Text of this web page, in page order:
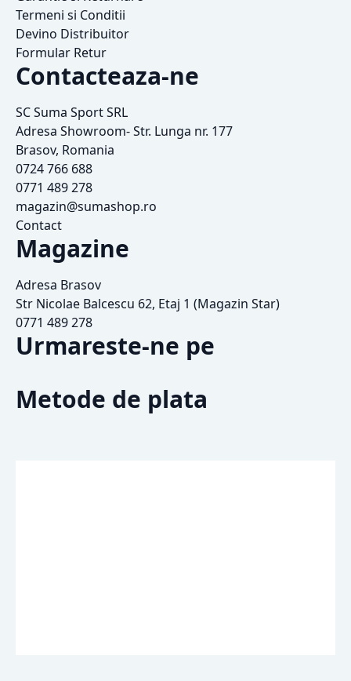
Termeni si Conditii
Devino Distribuitor
Formular Retur
Contacteaza-ne
SC Suma Sport SRL
Adresa Showroom- Str. Lunga nr. 177
Brasov, Romania
0724 766 688
0771 489 278
magazin@sumashop.ro
Contact
Magazine
Adresa Brasov
Str Nicolae Balcescu 62, Etaj 1 (Magazin Star)
0771 489 278
Urmareste-ne pe
Metode de plata